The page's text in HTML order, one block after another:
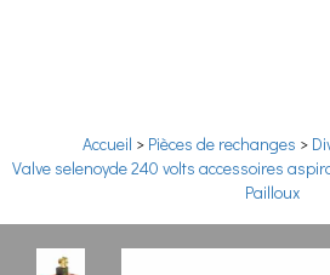
Accueil > Pièces de rechanges >
Valve selenoyde 240 volts accessoires
Pailloux